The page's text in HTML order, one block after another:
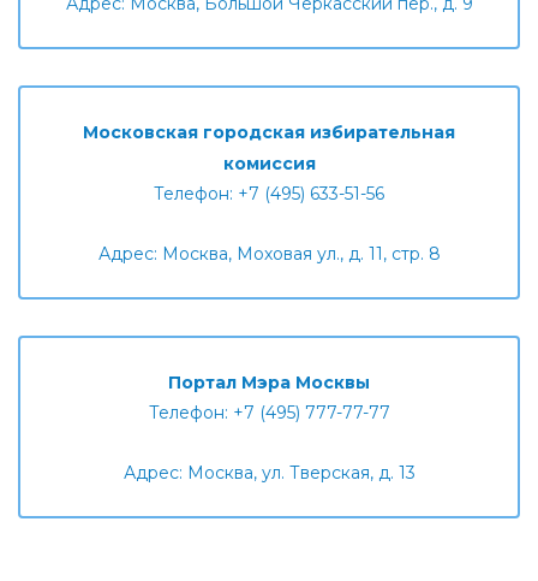
Московская городская избирательная
комиссия
Телефон: +7 (495) 633-51-56
Адрес: Москва, Моховая ул., д. 11, стр. 8
Портал Мэра Москвы
Телефон: +7 (495) 777-77-77
Адрес: Москва, ул. Тверская, д. 13